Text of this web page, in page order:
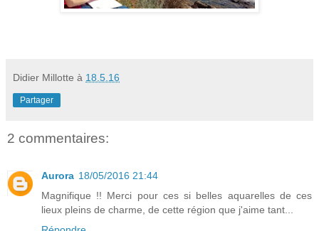
Didier Millotte à 18.5.16
Partager
2 commentaires:
Aurora 18/05/2016 21:44
Magnifique !! Merci pour ces si belles aquarelles de ces
lieux pleins de charme, de cette région que j'aime tant...